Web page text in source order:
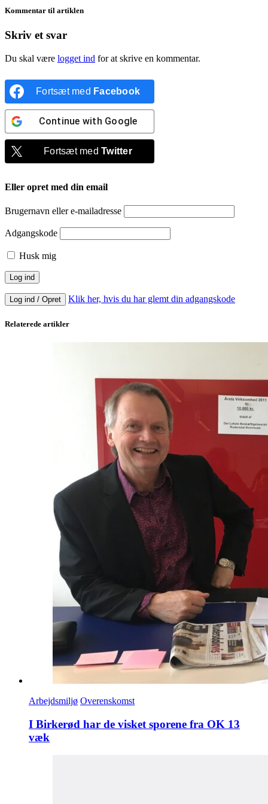
Kommentar til artiklen
Skriv et svar
Du skal være logget ind for at skrive en kommentar.
Fortsæt med Facebook
Continue with Google
Fortsæt medTwitter
Eller opret med din email
Brugernavn eller e-mailadresse
Adgangskode
Husk mig
Log ind / Opret Klik her, hvis du har glemt din adgangskode
Relaterede artikler
Arbejdsmiljø Overenskomst
I Birkerød har de visket sporene fra OK 13
væk